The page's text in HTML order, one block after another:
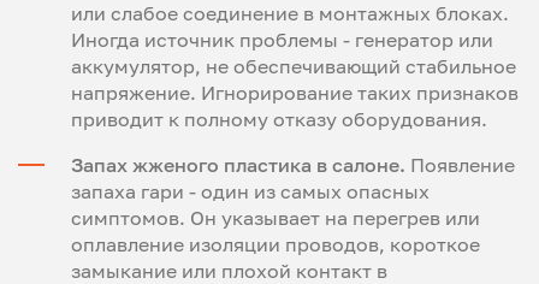
или слабое соединение в монтажных блоках.
Иногда источник проблемы - генератор или
аккумулятор, не обеспечивающий стабильное
напряжение. Игнорирование таких признаков
приводит к полному отказу оборудования.
Запах жженого пластика в салоне. Появление
запаха гари - один из самых опасных
симптомов. Он указывает на перегрев или
оплавление изоляции проводов, короткое
замыкание или плохой контакт в